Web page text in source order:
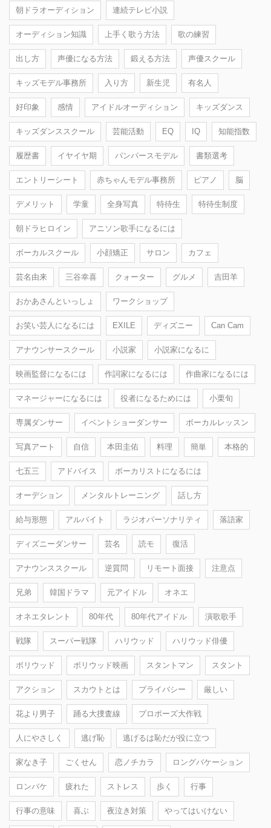
朝ドラオーディション 連続テレビ小説
オーディション知識 上手く歌う方法 歌の練習
出し方 声優になる方法 鍛える方法 声優スクール
キッズモデル事務所 入り方 新生児 有名人
好印象 感情 アイドルオーディション キッズダンス
キッズダンススクール 芸能活動 EQ IQ 知能指数
履歴書 イヤイヤ期 パンパースモデル 書類選考
エントリーシート 赤ちゃんモデル事務所 ピアノ 脳
デメリット 学童 全身写真 特待生 特待生制度
朝ドラヒロイン アニソン歌手になるには
ボーカルスクール 小顔矯正 サロン カフェ
芸名由来 三谷幸喜 クォーター グルメ 吉田羊
おかあさんといっしょ ワークショップ
お笑い芸人になるには EXILE ディズニー Can Cam
アナウンサースクール 小説家 小説家になるに
映画監督になるには 作詞家になるには 作曲家になるには
マネージャーになるには 役者になるためには 小栗旬
専属ダンサー イベントショーダンサー ボーカルレッスン
写真アート 自信 本田圭佑 料理 簡単 本格的
七五三 アドバイス ボーカリストになるには
オーデション メンタルトレーニング 話し方
給与形態 アルバイト ラジオパーソナリティ 落語家
ディズニーダンサー 芸名 読モ 復活
アナウンススクール 逆質問 リモート面接 注意点
兄弟 韓国ドラマ 元アイドル オネエ
オネエタレント 80年代 80年代アイドル 演歌歌手
戦隊 スーパー戦隊 ハリウッド ハリウッド俳優
ボリウッド ボリウッド映画 スタントマン スタント
アクション スカウトとは プライバシー 厳しい
花より男子 踊る大捜査線 プロポーズ大作戦
人にやさしく 逃げ恥 逃げるは恥だが役に立つ
家なき子 ごくせん 恋ノチカラ ロングバケーション
ロンバケ 疲れた ストレス 歩く 行事
行事の意味 喜ぶ 夜泣き対策 やってはいけない